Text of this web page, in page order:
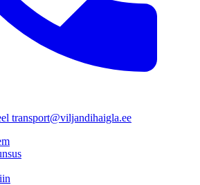
transport@viljandihaigla.ee